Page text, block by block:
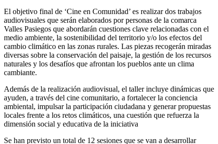
El objetivo final de ‘Cine en Comunidad’ es realizar dos trabajos
audiovisuales que serán elaborados por personas de la comarca
Valles Pasiegos que abordarán cuestiones clave relacionadas con el
medio ambiente, la sostenibilidad del territorio y/o los efectos del
cambio climático en las zonas rurales. Las piezas recogerán miradas
diversas sobre la conservación del paisaje, la gestión de los recursos
naturales y los desafíos que afrontan los pueblos ante un clima
cambiante.
Además de la realización audiovisual, el taller incluye dinámicas que
ayuden, a través del cine comunitario, a fortalecer la conciencia
ambiental, impulsar la participación ciudadana y generar propuestas
locales frente a los retos climáticos, una cuestión que refuerza la
dimensión social y educativa de la iniciativa
Se han previsto un total de 12 sesiones que se van a desarrollar